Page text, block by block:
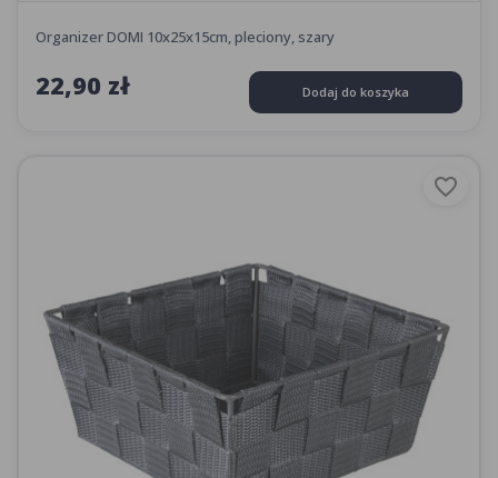
Organizer DOMI 10x25x15cm, pleciony, szary
22,90 zł Dodaj do koszyka
favorite_border